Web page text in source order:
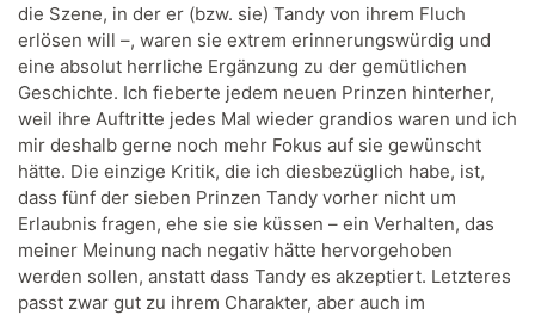
die Szene, in der er (bzw. sie) Tandy von ihrem Fluch
erlösen will –, waren sie extrem erinnerungswürdig und
eine absolut herrliche Ergänzung zu der gemütlichen
Geschichte. Ich fieberte jedem neuen Prinzen hinterher,
weil ihre Auftritte jedes Mal wieder grandios waren und ich
mir deshalb gerne noch mehr Fokus auf sie gewünscht
hätte. Die einzige Kritik, die ich diesbezüglich habe, ist,
dass fünf der sieben Prinzen Tandy vorher nicht um
Erlaubnis fragen, ehe sie sie küssen – ein Verhalten, das
meiner Meinung nach negativ hätte hervorgehoben
werden sollen, anstatt dass Tandy es akzeptiert. Letzteres
passt zwar gut zu ihrem Charakter, aber auch im